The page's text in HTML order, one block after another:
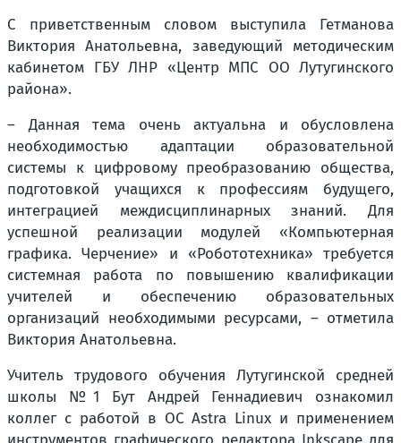
С приветственным словом выступила Гетманова
Виктория Анатольевна, заведующий методическим
кабинетом ГБУ ЛНР «Центр МПС ОО Лутугинского
района».
– Данная тема очень актуальна и обусловлена
необходимостью адаптации образовательной
системы к цифровому преобразованию общества,
подготовкой учащихся к профессиям будущего,
интеграцией междисциплинарных знаний. Для
успешной реализации модулей «Компьютерная
графика. Черчение» и «Робототехника» требуется
системная работа по повышению квалификации
учителей и обеспечению образовательных
организаций необходимыми ресурсами, – отметила
Виктория Анатольевна.
Учитель трудового обучения Лутугинской средней
школы №1 Бут Андрей Геннадиевич ознакомил
коллег с работой в ОС Astra Linux и применением